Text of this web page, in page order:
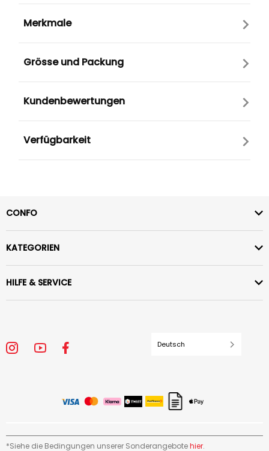
Merkmale
Grösse und Packung
Kundenbewertungen
Verfügbarkeit
CONFO
KATEGORIEN
HILFE & SERVICE
Deutsch
*Siehe die Bedingungen unserer Sonderangebotehier.